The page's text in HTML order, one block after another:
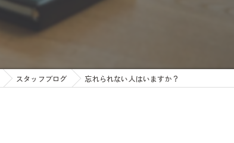
スタッフブログ 忘れられない人はいますか？